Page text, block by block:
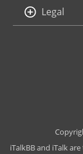
Legal
iTalkBB and iTalk